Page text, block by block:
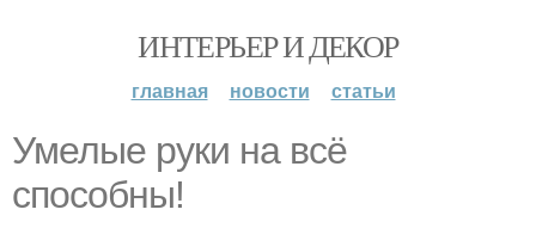
ИНТЕРЬЕР И ДЕКОР
главная новости статьи
Умелые руки на всё
способны!